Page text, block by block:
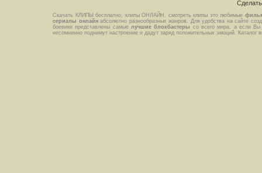
Скачать КЛИПЫ бесплатно, клипы ОНЛАЙН, смотреть клипы это любимые
сериалы онлайнабсолютно разнообразных жанров. Для удобства на сайте
боевики представлены самые лучшие блокбастеры со всего мира, а если Вы
несомненно поднимут настроение и дадут заряд положительных эмоций.